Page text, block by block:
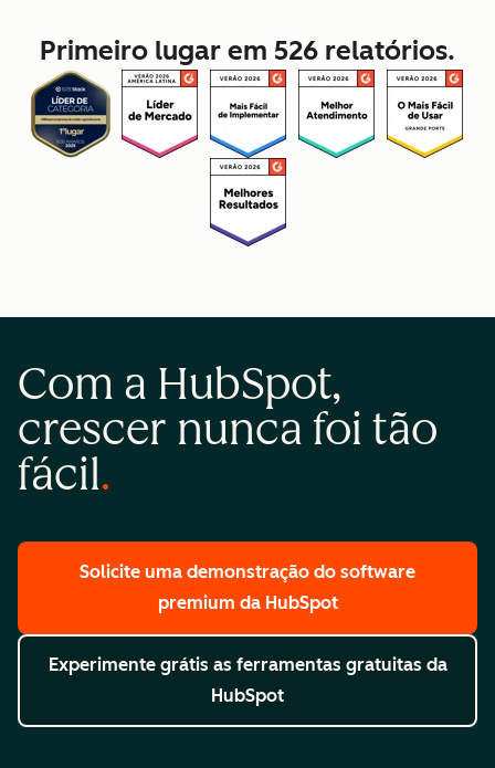
Primeiro lugar em 526 relatórios.
Com a HubSpot,
crescer nunca foi tão
fácil
Solicite uma demonstração do software
premium da HubSpot
Experimente grátis as ferramentas gratuitas da
HubSpot